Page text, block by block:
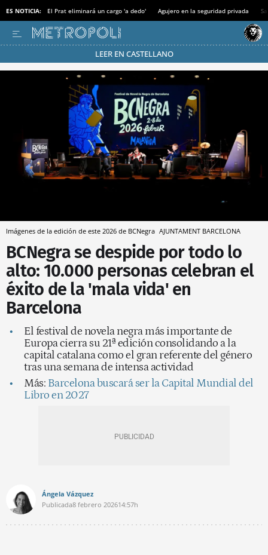
ES NOTICIA: El Prat eliminará un cargo 'a dedo' Agujero en la seguridad privada
LEER EN CASTELLANO
Pásate al MODO AHORRO
Imágenes de la edición de este 2026 de BCNegra AJUNTAMENT BARCELONA
BCNegra se despide por todo lo
alto: 10.000 personas celebran el
éxito de la 'mala vida' en
Barcelona
El festival de novela negra más importante de
Europa cierra su 21ª edición consolidando a la
capital catalana como el gran referente del género
tras una semana de intensa actividad
Más: Barcelona buscará ser la Capital Mundial del
Libro en 2027
Ángela Vázquez
Publicada8 febrero 202614:57h